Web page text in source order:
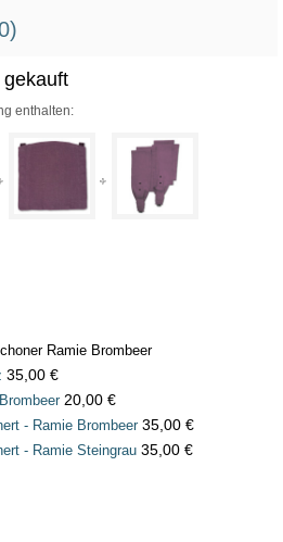
gekauft
enthalten:
Ramie Brombeer
35,00 €
20,00 €
- Ramie Brombeer 35,00 €
- Ramie Steingrau 35,00 €